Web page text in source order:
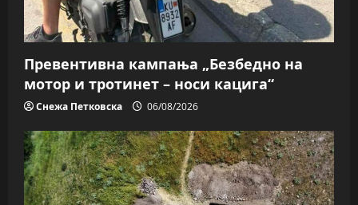
Превентивна кампања „Безбедно на
мотор и тротинет – носи кацига“
Снежа Петковска 06/08/2026